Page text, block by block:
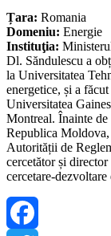
Țara: Romania
Domeniu: Energie
Instituţia:
Dl. Săndulescu a
la Universitatea
energetice, și a
Universitatea
Montreal. Înainte
Republica
Autorității de
cercetător și
cercetare-